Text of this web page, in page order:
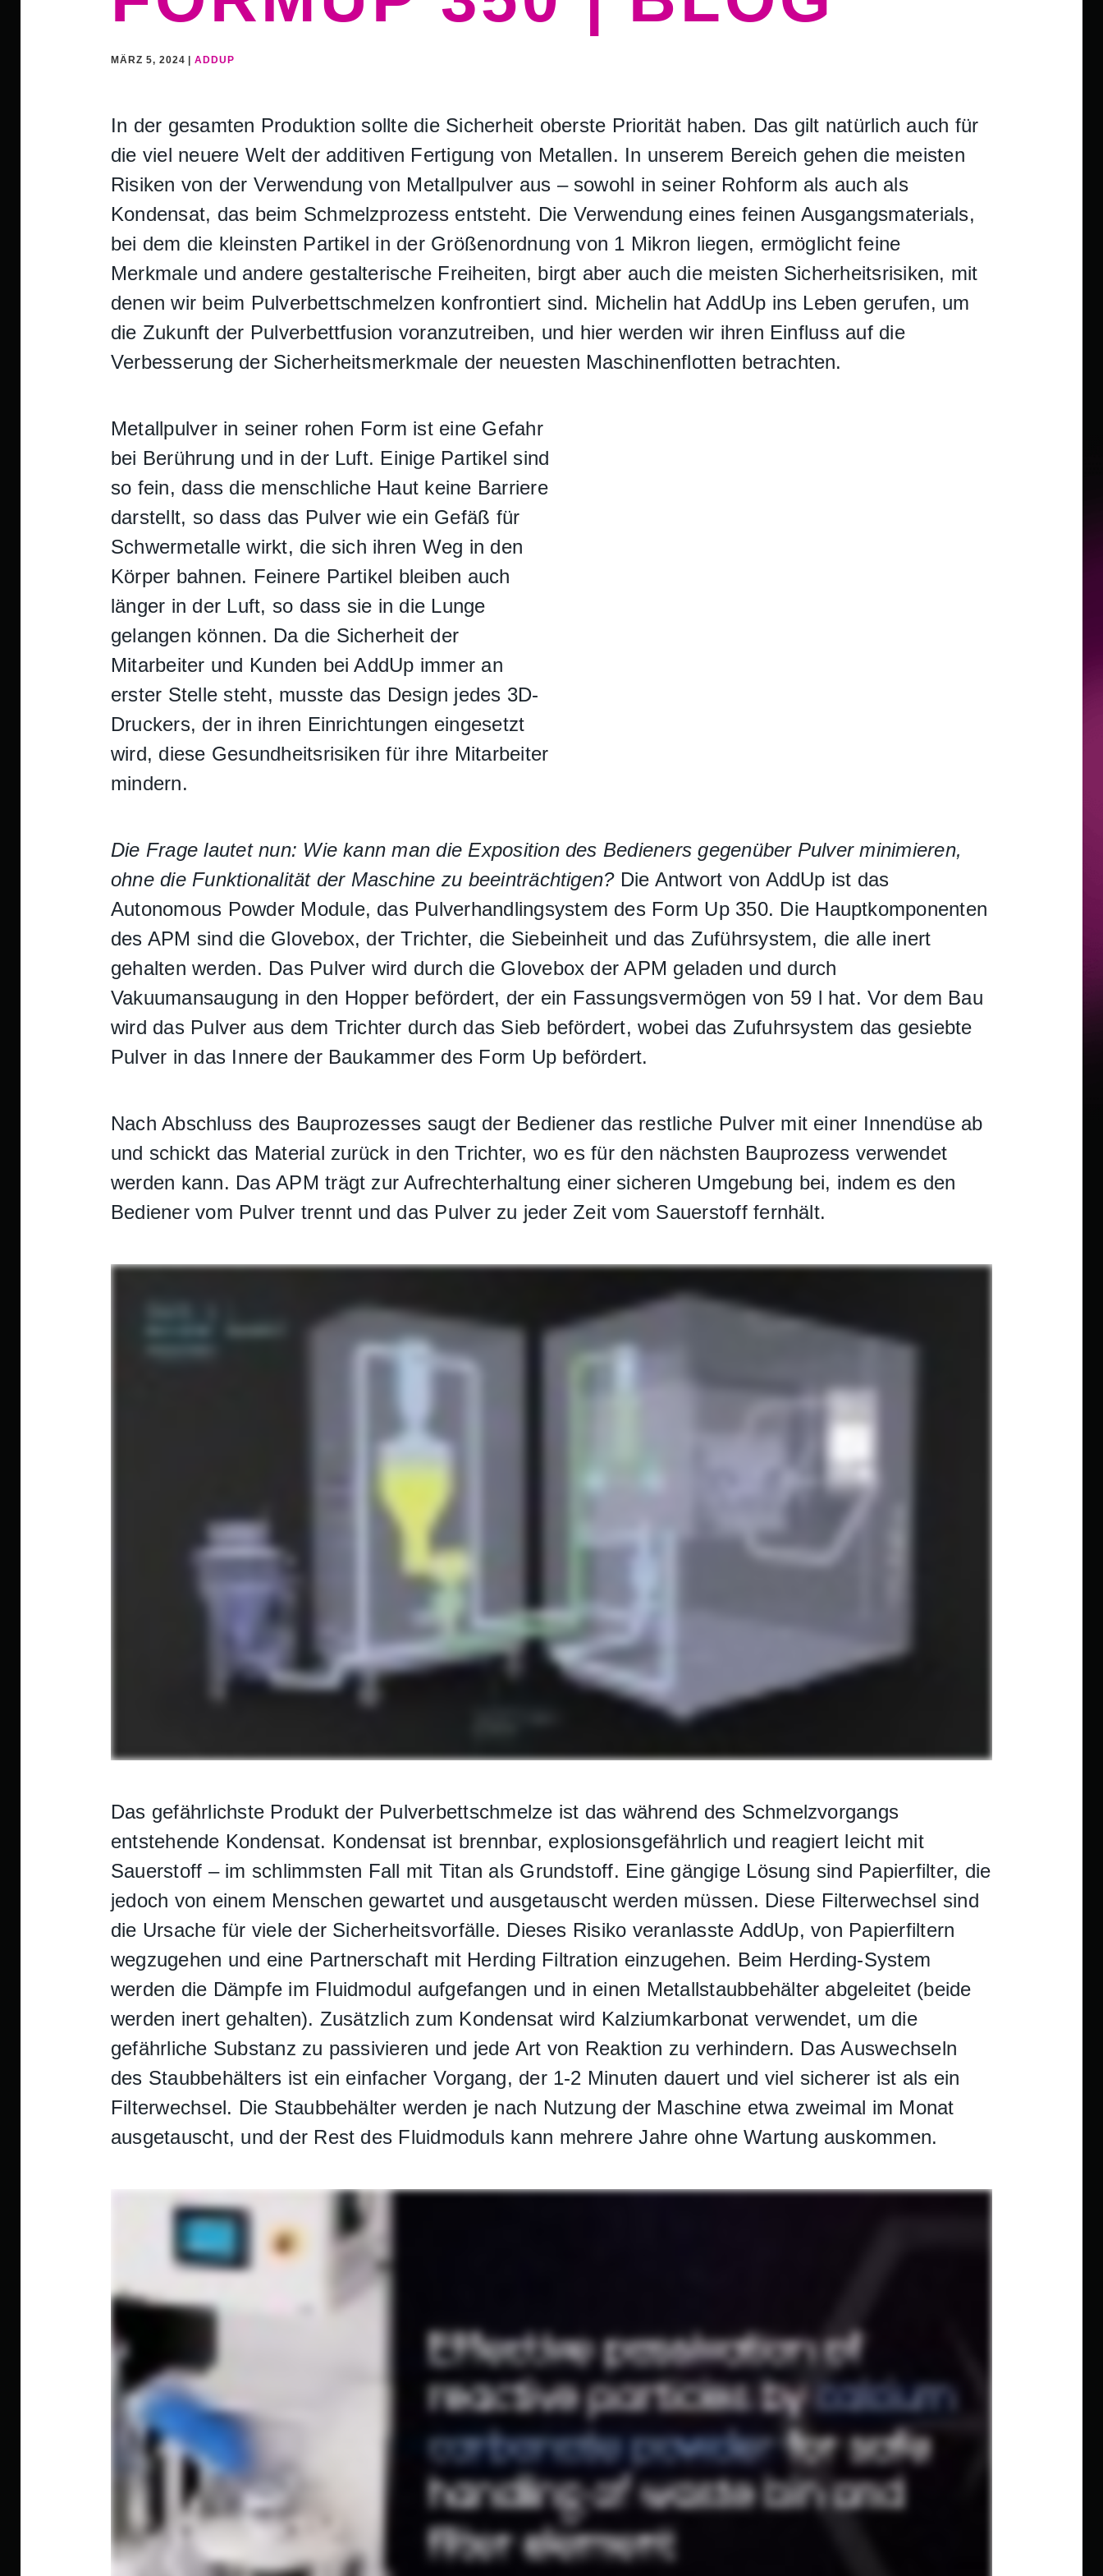
MÄRZ 5, 2024 |ADDUP
In der gesamten Produktion sollte die Sicherheit oberste Priorität haben. Das gilt natürlich auch für
die viel neuere Welt der additiven Fertigung von Metallen. In unserem Bereich gehen die meisten
Risiken von der Verwendung von Metallpulver aus – sowohl in seiner Rohform als auch als
Kondensat, das beim Schmelzprozess entsteht. Die Verwendung eines feinen Ausgangsmaterials,
bei dem die kleinsten Partikel in der Größenordnung von 1 Mikron liegen, ermöglicht feine
Merkmale und andere gestalterische Freiheiten, birgt aber auch die meisten Sicherheitsrisiken, mit
denen wir beim Pulverbettschmelzen konfrontiert sind. Michelin hat AddUp ins Leben gerufen, um
die Zukunft der Pulverbettfusion voranzutreiben, und hier werden wir ihren Einfluss auf die
Verbesserung der Sicherheitsmerkmale der neuesten Maschinenflotten betrachten.
Metallpulver in seiner rohen Form ist eine Gefahr
bei Berührung und in der Luft. Einige Partikel sind
so fein, dass die menschliche Haut keine Barriere
darstellt, so dass das Pulver wie ein Gefäß für
Schwermetalle wirkt, die sich ihren Weg in den
Körper bahnen. Feinere Partikel bleiben auch
länger in der Luft, so dass sie in die Lunge
gelangen können. Da die Sicherheit der
Mitarbeiter und Kunden bei AddUp immer an
erster Stelle steht, musste das Design jedes 3D-
Druckers, der in ihren Einrichtungen eingesetzt
wird, diese Gesundheitsrisiken für ihre Mitarbeiter
mindern.
Die Frage lautet nun: Wie kann man die Exposition des Bedieners gegenüber Pulver minimieren,
ohne die Funktionalität der Maschine zu beeinträchtigen?Die Antwort von AddUp ist das
Autonomous Powder Module, das Pulverhandlingsystem des Form Up 350. Die Hauptkomponenten
des APM sind die Glovebox, der Trichter, die Siebeinheit und das Zuführsystem, die alle inert
gehalten werden. Das Pulver wird durch die Glovebox der APM geladen und durch
Vakuumansaugung in den Hopper befördert, der ein Fassungsvermögen von 59 l hat. Vor dem Bau
wird das Pulver aus dem Trichter durch das Sieb befördert, wobei das Zufuhrsystem das gesiebte
Pulver in das Innere der Baukammer des Form Up befördert.
Nach Abschluss des Bauprozesses saugt der Bediener das restliche Pulver mit einer Innendüse ab
und schickt das Material zurück in den Trichter, wo es für den nächsten Bauprozess verwendet
werden kann. Das APM trägt zur Aufrechterhaltung einer sicheren Umgebung bei, indem es den
Bediener vom Pulver trennt und das Pulver zu jeder Zeit vom Sauerstoff fernhält.
Das gefährlichste Produkt der Pulverbettschmelze ist das während des Schmelzvorgangs
entstehende Kondensat. Kondensat ist brennbar, explosionsgefährlich und reagiert leicht mit
Sauerstoff – im schlimmsten Fall mit Titan als Grundstoff. Eine gängige Lösung sind Papierfilter, die
jedoch von einem Menschen gewartet und ausgetauscht werden müssen. Diese Filterwechsel sind
die Ursache für viele der Sicherheitsvorfälle. Dieses Risiko veranlasste AddUp, von Papierfiltern
wegzugehen und eine Partnerschaft mit Herding Filtration einzugehen. Beim Herding-System
werden die Dämpfe im Fluidmodul aufgefangen und in einen Metallstaubbehälter abgeleitet (beide
werden inert gehalten). Zusätzlich zum Kondensat wird Kalziumkarbonat verwendet, um die
gefährliche Substanz zu passivieren und jede Art von Reaktion zu verhindern. Das Auswechseln
des Staubbehälters ist ein einfacher Vorgang, der 1-2 Minuten dauert und viel sicherer ist als ein
Filterwechsel. Die Staubbehälter werden je nach Nutzung der Maschine etwa zweimal im Monat
ausgetauscht, und der Rest des Fluidmoduls kann mehrere Jahre ohne Wartung auskommen.